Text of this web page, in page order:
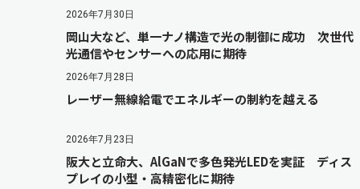
2026年7月30日
岡山大など、単一ナノ構造で光の制御に成功 次世代
光通信やセンサーへの応用に期待
2026年7月28日
レーザー無線給電でエネルギーの制約を越える
2026年7月23日
阪大と立命大、AlGaNで多色発光LEDを実証 ディス
プレイの小型・高精密化に期待